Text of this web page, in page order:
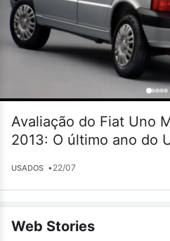
Avaliação do Fiat Uno
2013: O último ano do
USADOS •22/07
Web Stories